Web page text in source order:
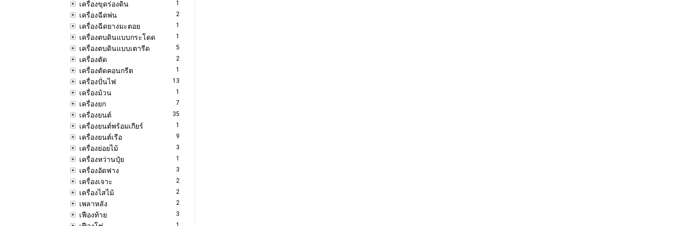
เครื่องขุดร่องดิน 1
เครื่องฉีดพ่น 2
เครื่องฉีดยางมะตอย 1
เครื่องตบดินแบบกระโดด 1
เครื่องตบดินแบบเตารีด 5
เครื่องตัด 2
เครื่องตัดคอนกรีต 1
เครื่องปั่นไฟ 13
เครื่องม้วน 1
เครื่องยก 7
เครื่องยนต์ 35
เครื่องยนต์พร้อมเกียร์ 1
เครื่องยนต์เรือ 9
เครื่องย่อยไม้ 3
เครื่องหว่านปุ๋ย 1
เครื่องอัดฟาง 3
เครื่องเจาะ 2
เครื่องไสไม้ 2
เพลาหลัง 2
เฟืองท้าย 3